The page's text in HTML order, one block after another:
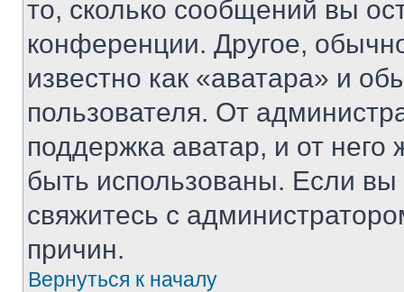
то, сколько сообщений вы
конференции. Другое,
известно как «аватара» и
пользователя. От
поддержка аватар, и от него
быть использованы. Если
свяжитесь с
причин.
Вернуться к началу